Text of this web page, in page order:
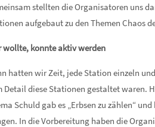
stellten die Organisatoren uns
aufgebaut zu den Themen Chaos
wollte, konnte aktiv werden
hatten wir Zeit, jede Station einzeln
Detail diese Stationen gestaltet waren.
Schuld gab es „Erbsen zu zählen“
In die Vorbereitung haben die